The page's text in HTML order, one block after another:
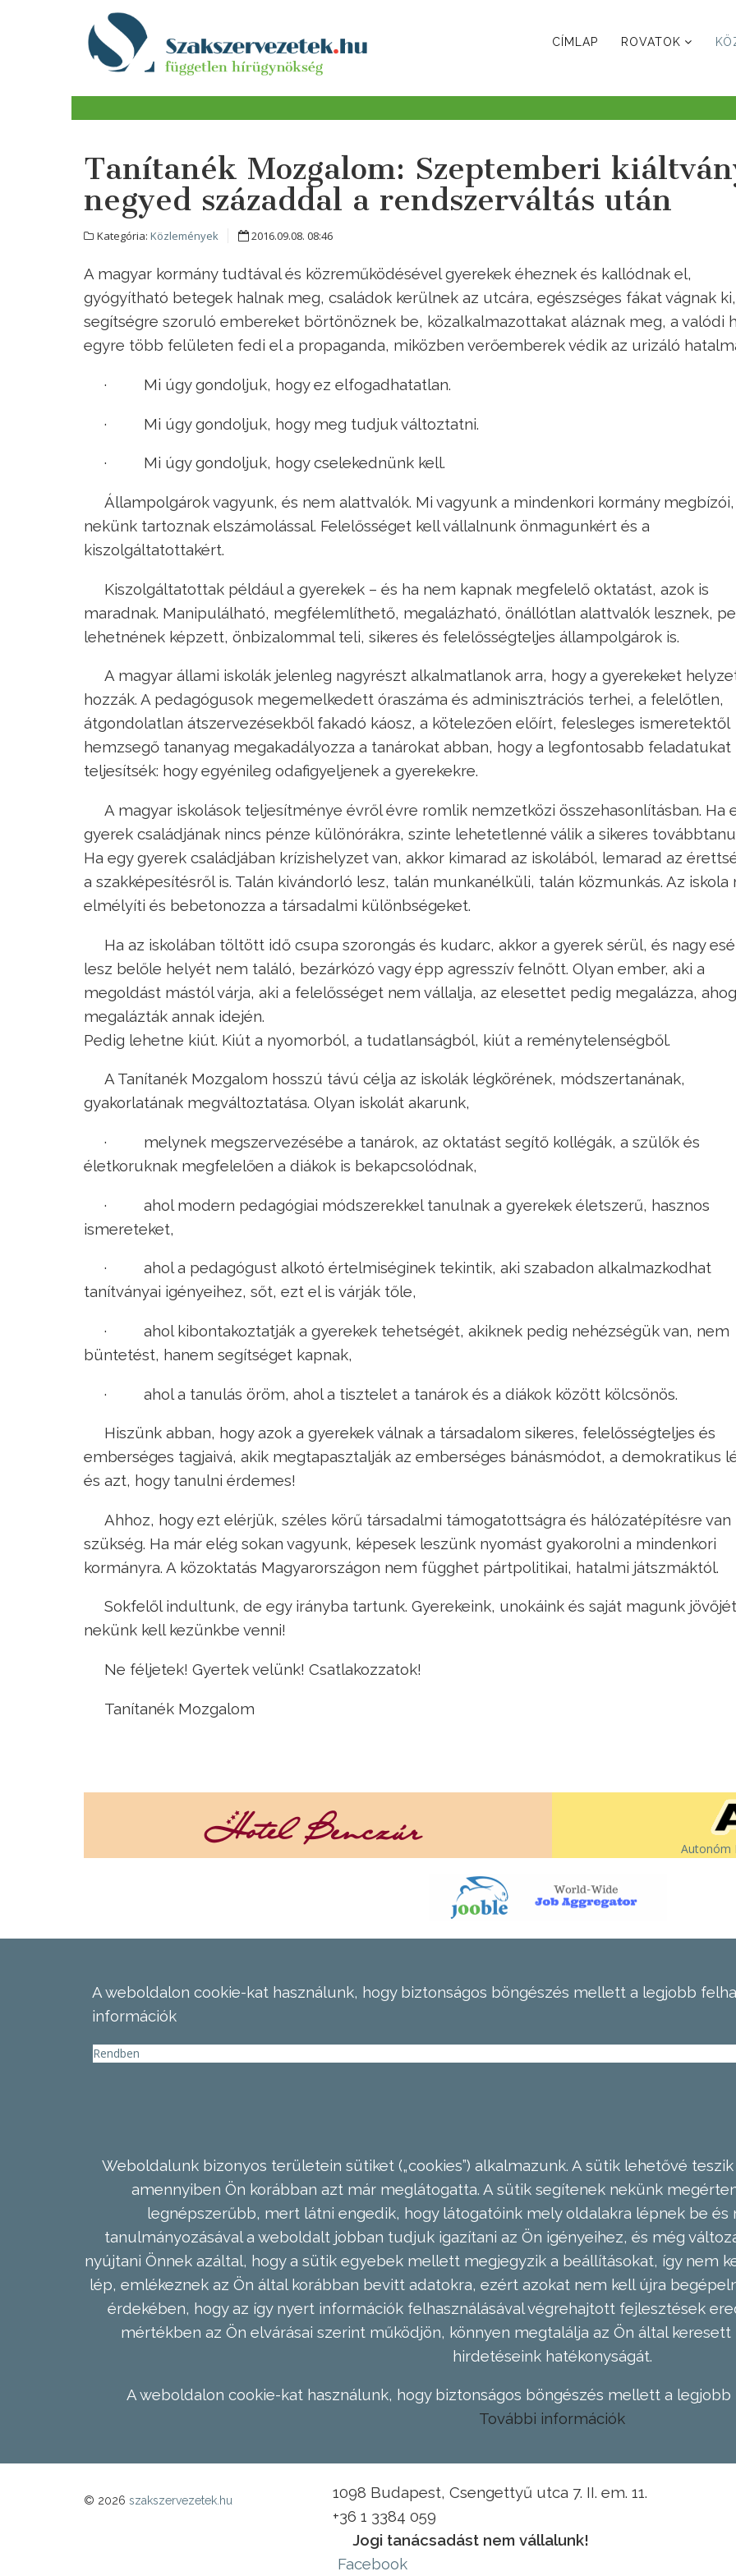
CÍMLAP ROVATOK
Tanítanék Mozgalom: Szeptemberi
negyed századdal a rendszerváltás után
Kategória: Közlemények 2016.09.08. 08:46
A magyar kormány tudtával és közreműködésével gyerekek éheznek és kallódnak el,
gyógyítható betegek halnak meg, családok kerülnek az utcára, egészséges fákat vágnak ki,
segítségre szoruló embereket börtönöznek be, közalkalmazottakat aláznak meg, a valódi
egyre több felületen fedi el a propaganda, miközben verőemberek védik az urizáló
· Mi úgy gondoljuk, hogy ez elfogadhatatlan.
· Mi úgy gondoljuk, hogy meg tudjuk változtatni.
· Mi úgy gondoljuk, hogy cselekednünk kell.
Állampolgárok vagyunk, és nem alattvalók. Mi vagyunk a mindenkori kormány megbízói,
nekünk tartoznak elszámolással. Felelősséget kell vállalnunk önmagunkért és a
kiszolgáltatottakért.
Kiszolgáltatottak például a gyerekek – és ha nem kapnak megfelelő oktatást, azok is
maradnak. Manipulálható, megfélemlíthető, megalázható, önállótlan alattvalók lesznek,
lehetnének képzett, önbizalommal teli, sikeres és felelősségteljes állampolgárok is.
A magyar állami iskolák jelenleg nagyrészt alkalmatlanok arra, hogy a gyerekeket
hozzák. A pedagógusok megemelkedett óraszáma és adminisztrációs terhei, a felelőtlen,
átgondolatlan átszervezésekből fakadó káosz, a kötelezően előírt, felesleges ismeretektől
hemzsegő tananyag megakadályozza a tanárokat abban, hogy a legfontosabb feladatukat
teljesítsék: hogy egyénileg odafigyeljenek a gyerekekre.
A magyar iskolások teljesítménye évről évre romlik nemzetközi összehasonlításban. Ha
gyerek családjának nincs pénze különórákra, szinte lehetetlenné válik a sikeres
Ha egy gyerek családjában krízishelyzet van, akkor kimarad az iskolából, lemarad az
a szakképesítésről is. Talán kivándorló lesz, talán munkanélküli, talán közmunkás. Az iskola
elmélyíti és bebetonozza a társadalmi különbségeket.
Ha az iskolában töltött idő csupa szorongás és kudarc, akkor a gyerek sérül, és nagy
lesz belőle helyét nem találó, bezárkózó vagy épp agresszív felnőtt. Olyan ember, aki a
megoldást mástól várja, aki a felelősséget nem vállalja, az elesettet pedig megalázza,
megalázták annak idején.
Pedig lehetne kiút. Kiút a nyomorból, a tudatlanságból, kiút a reménytelenségből.
A Tanítanék Mozgalom hosszú távú célja az iskolák légkörének, módszertanának,
gyakorlatának megváltoztatása. Olyan iskolát akarunk,
· melynek megszervezésébe a tanárok, az oktatást segítő kollégák, a szülők és
életkoruknak megfelelően a diákok is bekapcsolódnak,
· ahol modern pedagógiai módszerekkel tanulnak a gyerekek életszerű, hasznos
ismereteket,
· ahol a pedagógust alkotó értelmiséginek tekintik, aki szabadon alkalmazkodhat
tanítványai igényeihez, sőt, ezt el is várják tőle,
· ahol kibontakoztatják a gyerekek tehetségét, akiknek pedig nehézségük van, nem
büntetést, hanem segítséget kapnak,
· ahol a tanulás öröm, ahol a tisztelet a tanárok és a diákok között kölcsönös.
Hiszünk abban, hogy azok a gyerekek válnak a társadalom sikeres, felelősségteljes és
emberséges tagjaivá, akik megtapasztalják az emberséges bánásmódot, a demokratikus
és azt, hogy tanulni érdemes!
Ahhoz, hogy ezt elérjük, széles körű társadalmi támogatottságra és hálózatépítésre van
szükség. Ha már elég sokan vagyunk, képesek leszünk nyomást gyakorolni a mindenkori
kormányra. A közoktatás Magyarországon nem függhet pártpolitikai, hatalmi játszmáktól.
Sokfelől indultunk, de egy irányba tartunk. Gyerekeink, unokáink és saját magunk jövőjét
nekünk kell kezünkbe venni!
Ne féljetek! Gyertek velünk! Csatlakozzatok!
Tanítanék Mozgalom
Autonóm
A weboldalon cookie-kat használunk, hogy biztonságos böngészés mellett a legjobb
információk
Rendben
Weboldalunk bizonyos területein sütiket („cookies”) alkalmazunk. A sütik lehetővé
amennyiben Ön korábban azt már meglátogatta. A sütik segítenek nekünk
legnépszerűbb, mert látni engedik, hogy látogatóink mely oldalakra lépnek be
tanulmányozásával a weboldalt jobban tudjuk igazítani az Ön igényeihez, és még
nyújtani Önnek azáltal, hogy a sütik egyebek mellett megjegyzik a beállításokat, így nem
lép, emlékeznek az Ön által korábban bevitt adatokra, ezért azokat nem kell újra
érdekében, hogy az így nyert információk felhasználásával végrehajtott fejlesztések
mértékben az Ön elvárásai szerint működjön, könnyen megtalálja az Ön által
hirdetéseink hatékonyságát.
A weboldalon cookie-kat használunk, hogy biztonságos böngészés mellett a
További információk
© 2026 szakszervezetek.hu
1098 Budapest, Csengettyű utca 7. II. em. 11.
+36 1 3384 059
Jogi tanácsadást nem vállalunk!
Facebook